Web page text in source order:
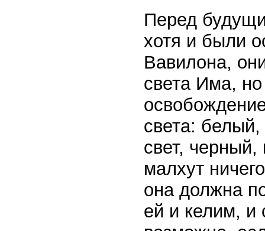
Перед
хотя и были
Вавилона,
света Има,
света:
свет, черный,
малхут
она должна
ей и келим, и